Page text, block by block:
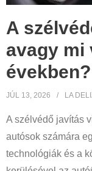
A
avagy mi
években?
JÚL 13, 2026 LA
A szélvédő javítás
autósok számára
technológiák és a